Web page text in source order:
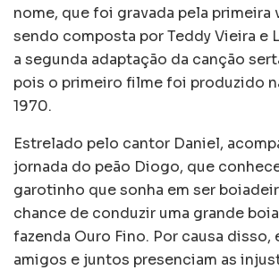
nome, que foi gravada pela primeira
sendo composta por Teddy Vieira e
a segunda adaptação da canção
pois o primeiro filme foi produzido
1970.
Estrelado pelo cantor Daniel,
jornada do peão Diogo, que
garotinho que sonha em ser
chance de conduzir uma grande
fazenda Ouro Fino. Por causa disso,
amigos e juntos presenciam as